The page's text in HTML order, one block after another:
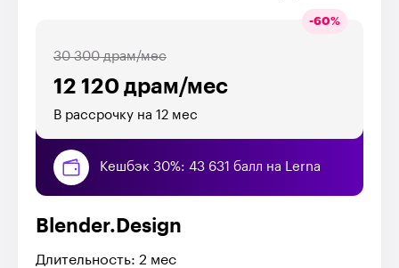
-60%
12 120 драм/мес
30 300 драм/мес
В рассрочку на 12 мес
Кешбэк 30%: 43 631 балл на Lerna
Blender.Design
Длительность: 2 мес